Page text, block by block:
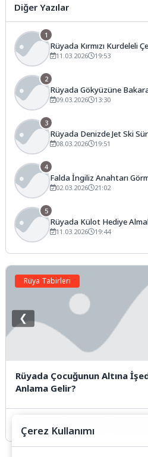
Diğer Yazılar
1
Rüyada Kırmızı Kurdeleli
Anlama Gelir?
11.03.2026 19:53
2
Rüyada Gökyüzüne
Gelir?
09.03.2026 13:30
3
Rüyada Denizde Jet Ski
08.03.2026 19:51
4
Falda İngiliz Anahtarı
02.03.2026 21:02
5
Rüyada Külot Hediye
11.03.2026 19:44
Rüya Tabirleri
Rüyada Çocuğunun Altına
Anlama Gelir?
❮
Çerez Kullanımı